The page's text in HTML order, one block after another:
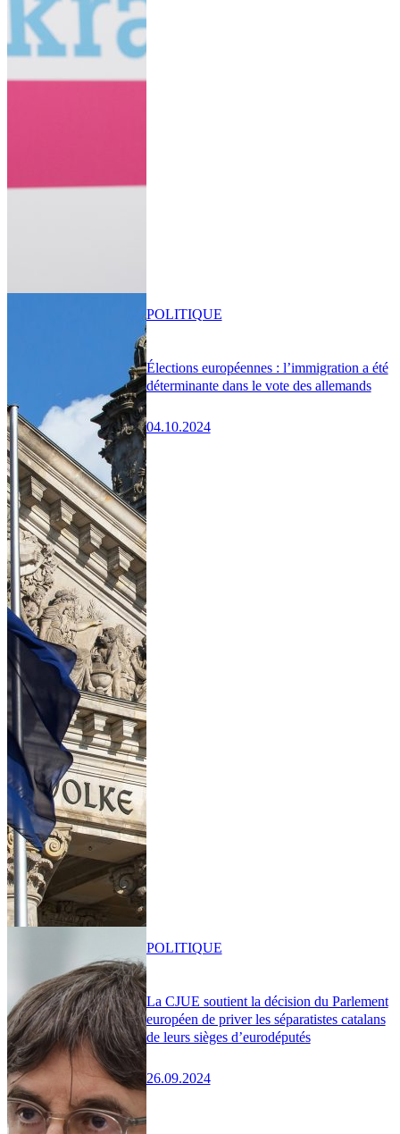
Élections européennes : l’immigration a été
déterminante dans le vote des allemands
04.10.2024
POLITIQUE
La CJUE soutient la décision du Parlement
européen de priver les séparatistes catalans
de leurs sièges d’eurodéputés
26.09.2024
POLITIQUE